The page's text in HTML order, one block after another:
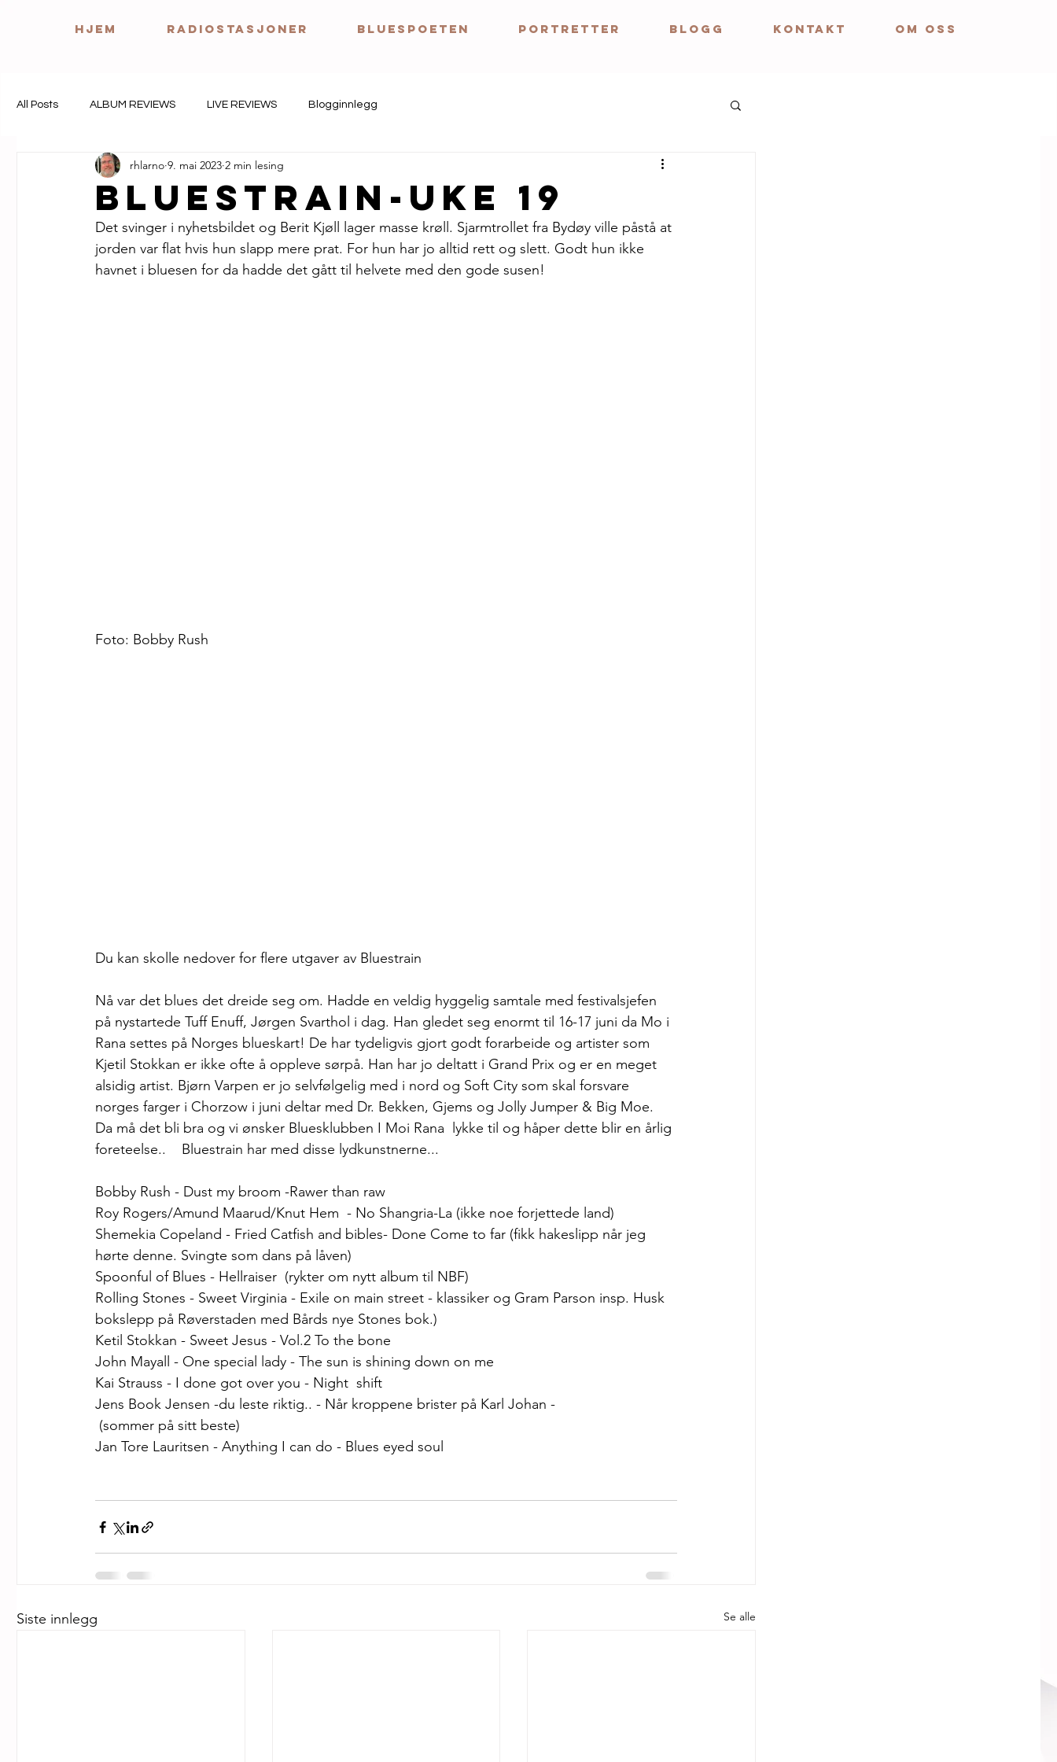
HJEM Radiostasjoner BLUESPOETEN Portretter BLOGG KONTAKT OM OSS
All Posts ALBUM REVIEWS LIVE REVIEWS Blogginnlegg
Bluestrain-uke 19
rhlarno 9. mai 2023 2 min lesing
Det svinger i nyhetsbildet og Berit Kjøll lager masse krøll. Sjarmtrollet fra Bydøy ville påstå at
jorden var flat hvis hun slapp mere prat. For hun har jo alltid rett og slett. Godt hun ikke
havnet i bluesen for da hadde det gått til helvete med den gode susen!
Foto: Bobby Rush
Du kan skolle nedover for flere utgaver av Bluestrain
Nå var det blues det dreide seg om. Hadde en veldig hyggelig samtale med festivalsjefen
på nystartede Tuff Enuff, Jørgen Svarthol i dag. Han gledet seg enormt til 16-17 juni da Mo i
Rana settes på Norges blueskart! De har tydeligvis gjort godt forarbeide og artister som
Kjetil Stokkan er ikke ofte å oppleve sørpå. Han har jo deltatt i Grand Prix og er en meget
alsidig artist. Bjørn Varpen er jo selvfølgelig med i nord og Soft City som skal forsvare
norges farger i Chorzow i juni deltar med Dr. Bekken, Gjems og Jolly Jumper & Big Moe.
Da må det bli bra og vi ønsker Bluesklubben I Moi Rana  lykke til og håper dette blir en årlig
foreteelse..    Bluestrain har med disse lydkunstnerne...
Bobby Rush - Dust my broom -Rawer than raw
Roy Rogers/Amund Maarud/Knut Hem  - No Shangria-La (ikke noe forjettede land)
Shemekia Copeland - Fried Catfish and bibles- Done Come to far (fikk hakeslipp når jeg
hørte denne. Svingte som dans på låven)
Spoonful of Blues - Hellraiser  (rykter om nytt album til NBF)
Rolling Stones - Sweet Virginia - Exile on main street - klassiker og Gram Parson insp. Husk
bokslepp på Røverstaden med Bårds nye Stones bok.)
Ketil Stokkan - Sweet Jesus - Vol.2 To the bone
John Mayall - One special lady - The sun is shining down on me
Kai Strauss - I done got over you - Night  shift
Jens Book Jensen -du leste riktig.. - Når kroppene brister på Karl Johan -
(sommer på sitt beste)
Jan Tore Lauritsen - Anything I can do - Blues eyed soul
Siste innlegg Se alle